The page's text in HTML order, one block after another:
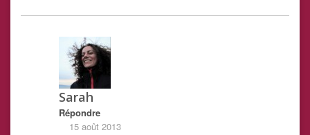
Sarah
Répondre
15 août 2013